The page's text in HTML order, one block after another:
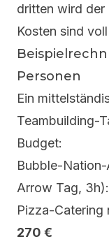
dritten wird der
Kosten sind
Personen
Ein
Teambuilding-
Budget:
Bubble-
Arrow Tag,
Pizza-Catering
270 €